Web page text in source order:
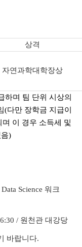
상격
자연과학대학장상
하며 팀 단위 시상의
다만 장학금 지급이
이 경우 소득세 및
)
Science 워크
/ 원천관 대강당
바랍니다.